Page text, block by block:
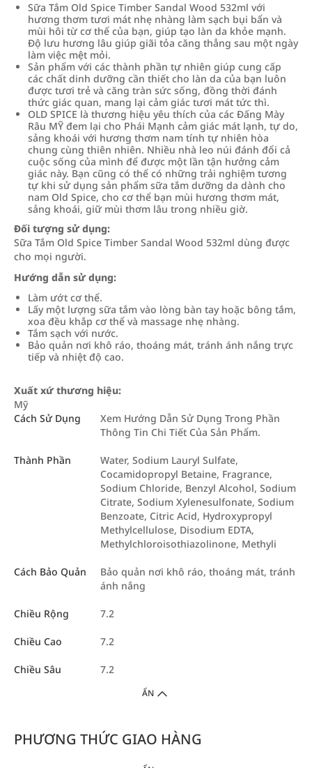
Sữa Tắm Old Spice Timber Sandal Wood 532ml với
hương thơm tươi mát nhẹ nhàng làm sạch bụi bẩn và
mùi hôi từ cơ thể của bạn, giúp tạo làn da khỏe mạnh.
Độ lưu hương lâu giúp giãi tỏa căng thẳng sau một ngày
làm việc mệt mỏi.
Sản phẩm với các thành phần tự nhiên giúp cung cấp
các chất dinh dưỡng cần thiết cho làn da của bạn luôn
được tươi trẻ và căng tràn sức sống, đồng thời đánh
thức giác quan, mang lại cảm giác tươi mát tức thì.
OLD SPICE là thương hiệu yêu thích của các Đấng Mày
Râu MỸ đem lại cho Phái Mạnh cảm giác mát lạnh, tự do,
sảng khoái với hương thơm nam tính tự nhiên hòa
chung cùng thiên nhiên. Nhiều nhà leo núi đánh đổi cả
cuộc sống của mình để được một lần tận hưởng cảm
giác này. Bạn cũng có thể có những trải nghiệm tương
tự khi sử dụng sản phẩm sữa tắm dưỡng da dành cho
nam Old Spice, cho cơ thể bạn mùi hương thơm mát,
sảng khoái, giữ mùi thơm lâu trong nhiều giờ.
Đối tượng sử dụng:
Sữa Tắm Old Spice Timber Sandal Wood 532ml dùng được
cho mọi người.
Hướng dẫn sử dụng:
Làm ướt cơ thể.
Lấy một lượng sữa tắm vào lòng bàn tay hoặc bông tắm,
xoa đều khắp cơ thể và massage nhẹ nhàng.
Tắm sạch với nước.
Bảo quản nơi khô ráo, thoáng mát, tránh ánh nắng trực
tiếp và nhiệt độ cao.
Xuất xứ thương hiệu:
Mỹ
Cách Sử Dụng
Xem Hướng Dẫn Sử Dụng Trong Phần
Thông Tin Chi Tiết Của Sản Phẩm.
Thành Phần
Water, Sodium Lauryl Sulfate,
Cocamidopropyl Betaine, Fragrance,
Sodium Chloride, Benzyl Alcohol, Sodium
Citrate, Sodium Xylenesulfonate, Sodium
Benzoate, Citric Acid, Hydroxypropyl
Methylcellulose, Disodium EDTA,
Methylchloroisothiazolinone, Methyli
Cách Bảo Quản
Bảo quản nơi khô ráo, thoáng mát, tránh
ánh nắng
Chiều Rộng 7.2
Chiều Cao 7.2
Chiều Sâu 7.2
ẨN
PHƯƠNG THỨC GIAO HÀNG